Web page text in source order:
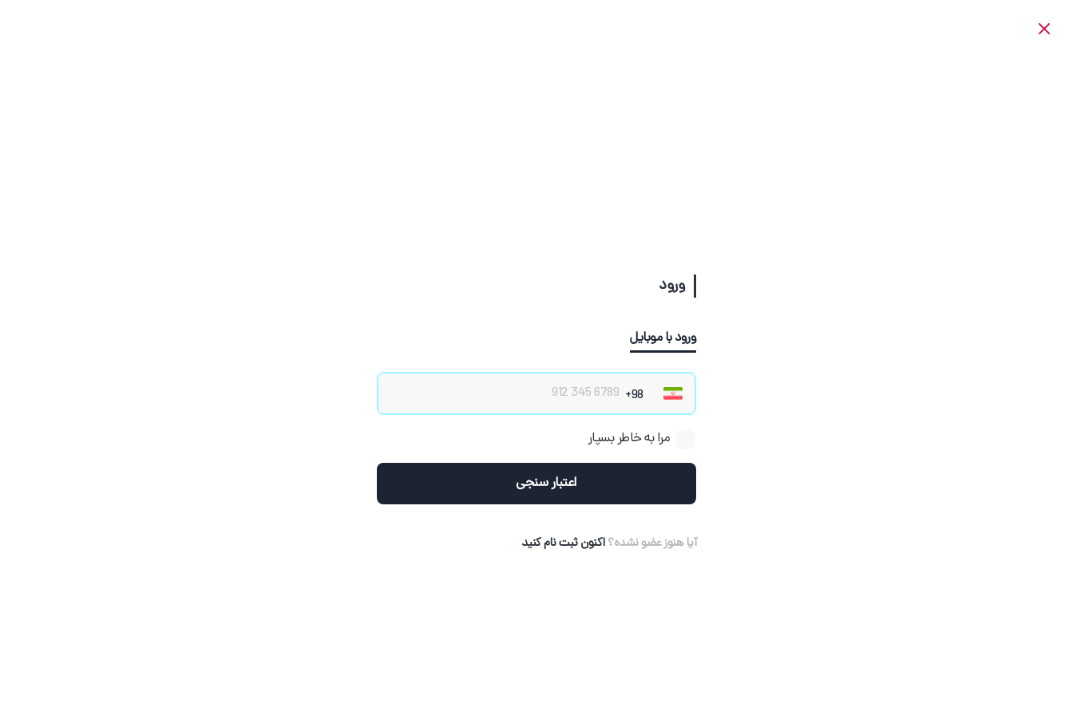
ورود
ورود با موبایل
مرا به خاطر بسپار
اعتبار سنجی
آیا هنوز عضو نشده؟اکنون ثبت نام کنید